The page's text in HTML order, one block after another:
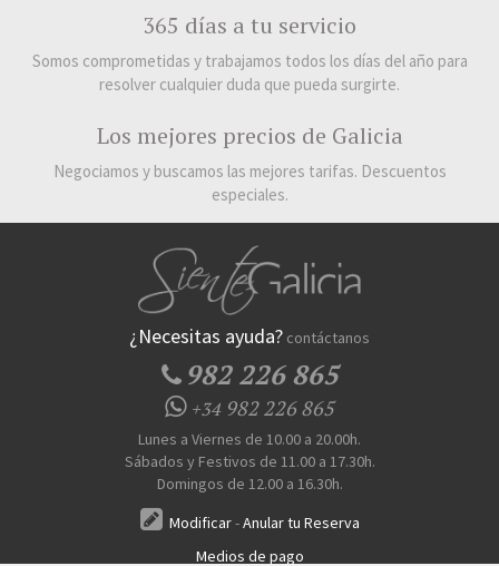
365 días a tu servicio
Somos comprometidas y trabajamos todos los días del año para
resolver cualquier duda que pueda surgirte.
Los mejores precios de Galicia
Negociamos y buscamos las mejores tarifas. Descuentos
especiales.
¿Necesitas ayuda? contáctanos
982 226 865
+34982 226 865
Lunes a Viernes de 10.00 a 20.00h.
Sábados y Festivos de 11.00 a 17.30h.
Domingos de 12.00 a 16.30h.
Modificar-Anular tu Reserva
Medios de pago